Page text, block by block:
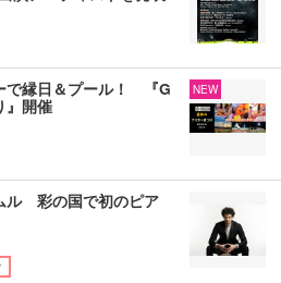
で縁日＆プール！ 『G
』開催
NEW
ル 彩の国で初のピア